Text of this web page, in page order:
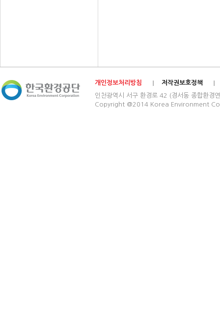
개인정보처리방침
저작권보호정책
인천광역시 서구 환경로 42 (경서동 종합
Copyright @2014 Korea Environment